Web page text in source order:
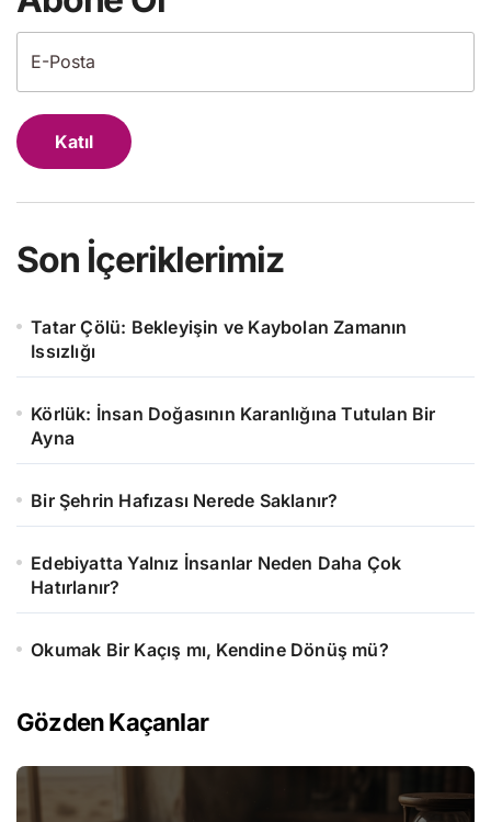
Katıl
Son İçeriklerimiz
Tatar Çölü: Bekleyişin ve Kaybolan Zamanın
Issızlığı
Körlük: İnsan Doğasının Karanlığına Tutulan Bir
Ayna
Bir Şehrin Hafızası Nerede Saklanır?
Edebiyatta Yalnız İnsanlar Neden Daha Çok
Hatırlanır?
Okumak Bir Kaçış mı, Kendine Dönüş mü?
Gözden Kaçanlar